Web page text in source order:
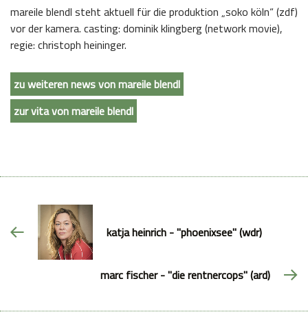
mareile blendl steht aktuell für die produktion „soko köln“ (zdf)
vor der kamera. casting: dominik klingberg (network movie),
regie: christoph heininger.
zu weiteren news von mareile blendl
zur vita von mareile blendl
katja heinrich - "phoenixsee" (wdr)
marc fischer - "die rentnercops" (ard)